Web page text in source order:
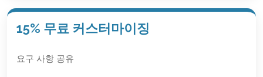
15% 무료 커스터마이징
요구 사항 공유